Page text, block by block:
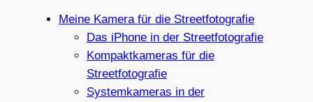
Meine Kamera für die Streetfotografie
Das iPhone in der Streetfotografie
Kompaktkameras für die
Streetfotografie
Systemkameras in der